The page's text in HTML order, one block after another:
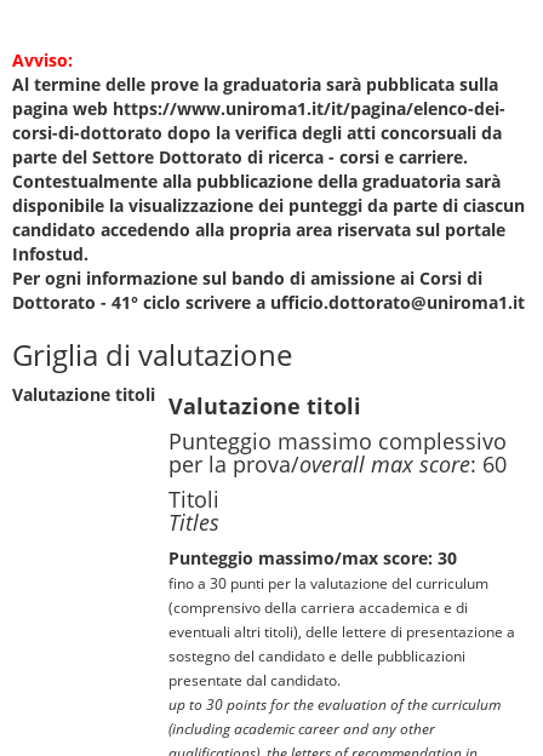
Avviso:
Al termine delle prove la graduatoria sarà pubblicata sulla
pagina web https://www.uniroma1.it/it/pagina/elenco-dei-
corsi-di-dottorato dopo la verifica degli atti concorsuali da
parte del Settore Dottorato di ricerca - corsi e carriere.
Contestualmente alla pubblicazione della graduatoria sarà
disponibile la visualizzazione dei punteggi da parte di ciascun
candidato accedendo alla propria area riservata sul portale
Infostud.
Per ogni informazione sul bando di amissione ai Corsi di
Dottorato - 41° ciclo scrivere a ufficio.dottorato@uniroma1.it
Griglia di valutazione
Valutazione titoli Valutazione titoli
Punteggio massimo complessivo
per la prova/overall max score: 60
Titoli
Titles
Punteggio massimo/max score: 30
fino a 30 punti per la valutazione del curriculum
(comprensivo della carriera accademica e di
eventuali altri titoli), delle lettere di presentazione a
sostegno del candidato e delle pubblicazioni
presentate dal candidato.
up to 30 points for the evaluation of the curriculum
(including academic career and any other